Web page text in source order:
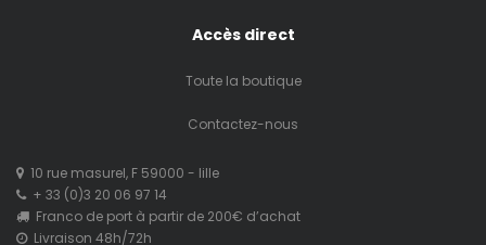
Accès direct
Toute la boutique
Contactez-nous
10 rue masurel, F 59000 - lille
+ 33 (0)3 20 06 97 14
Franco de port à partir de 200€ d’achat
Livraison 48h/72h